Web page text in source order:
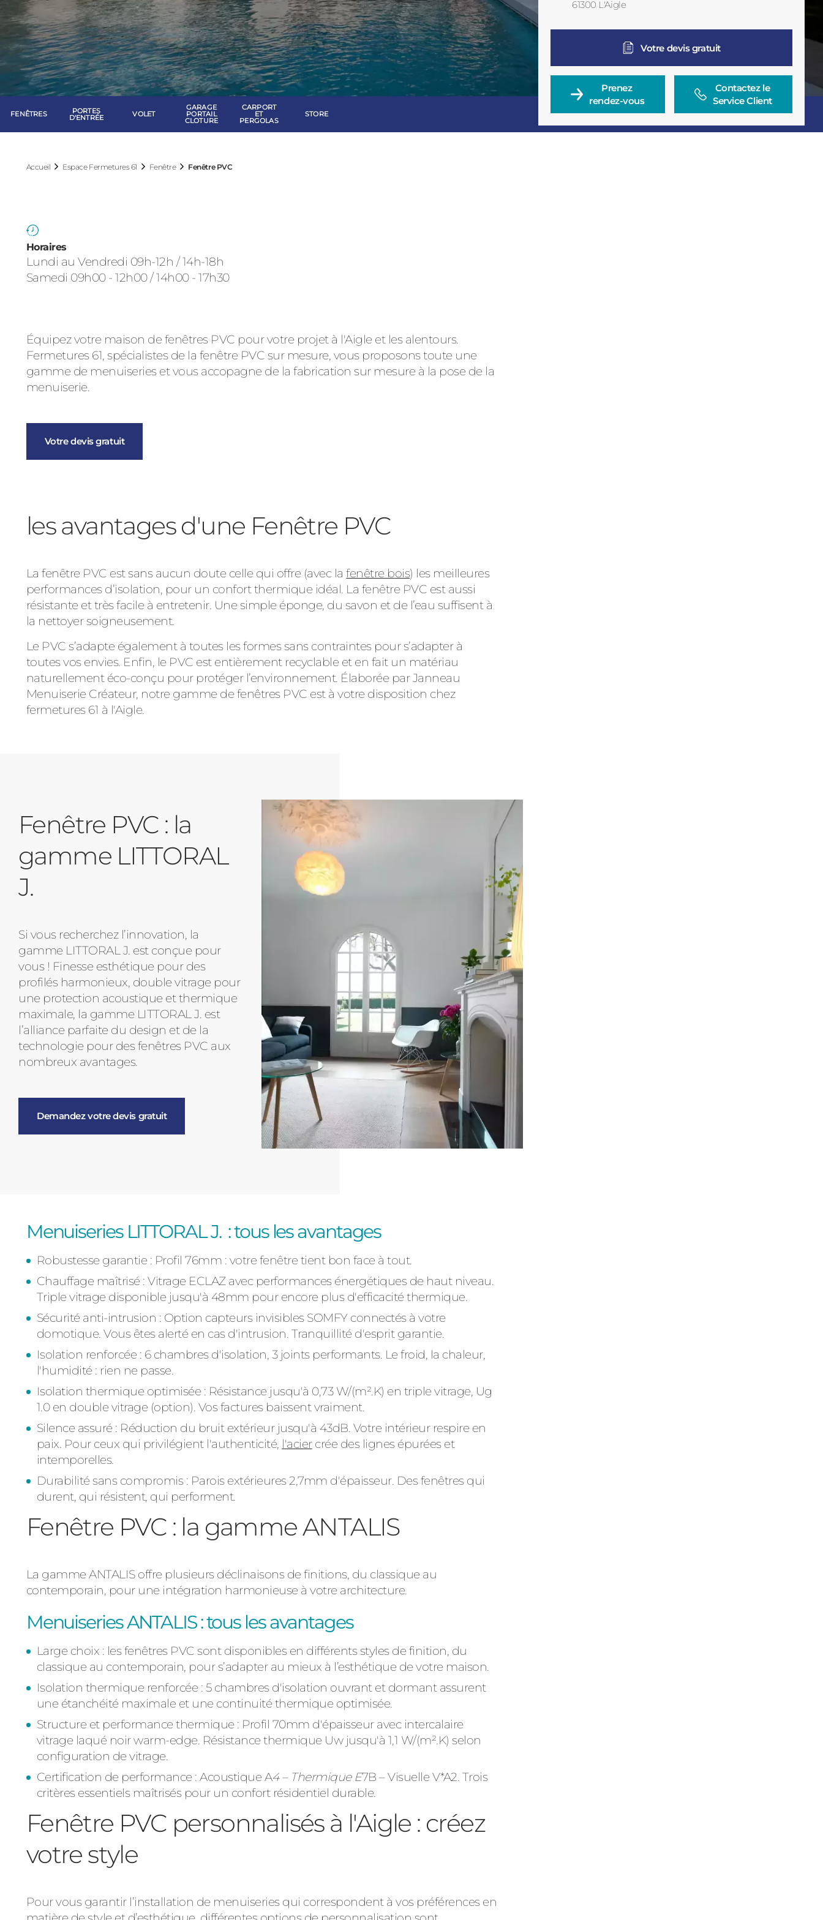
Consulter
Consulter
FENÊTRES PORTES
D'ENTRÉE VOLET
GARAGE
PORTAIL
CLOTURE
CARPORT
ET
PERGOLAS
STORE
61300 L'Aigle
Votre devis gratuit
Prenez
rendez-vous
Contactez le
Service Client
Accueil Espace Fermetures 61 Fenêtre Fenêtre PVC
Horaires
Lundi au Vendredi 09h-12h / 14h-18h
Samedi 09h00 - 12h00 / 14h00 - 17h30
Équipez votre maison de fenêtres PVC pour votre projet à l'Aigle et les alentours.
Fermetures 61, spécialistes de la fenêtre PVC sur mesure, vous proposons toute une
gamme de menuiseries et vous accopagne de la fabrication sur mesure à la pose de la
menuiserie.
Votre devis gratuit
les avantages d'une Fenêtre PVC
La fenêtre PVC est sans aucun doute celle qui offre (avec lafenêtre bois) les meilleures
performances d’isolation, pour un confort thermique idéal. La fenêtre PVC est aussi
résistante et très facile à entretenir. Une simple éponge, du savon et de l’eau suffisent à
la nettoyer soigneusement.
Le PVC s’adapte également à toutes les formes sans contraintes pour s’adapter à
toutes vos envies. Enfin, le PVC est entièrement recyclable et en fait un matériau
naturellement éco-conçu pour protéger l’environnement. Élaborée par Janneau
Menuiserie Créateur, notre gamme de fenêtres PVC est à votre disposition chez
fermetures 61 à l'Aigle.
Fenêtre PVC : la
gamme LITTORAL
J.
Si vous recherchez l’innovation, la
gamme LITTORAL J. est conçue pour
vous ! Finesse esthétique pour des
profilés harmonieux, double vitrage pour
une protection acoustique et thermique
maximale, la gamme LITTORAL J. est
l’alliance parfaite du design et de la
technologie pour des fenêtres PVC aux
nombreux avantages.
Demandez votre devis gratuit
Menuiseries LITTORAL J. : tous les avantages
Robustesse garantie : Profil 76mm : votre fenêtre tient bon face à tout.
Chauffage maîtrisé :Vitrage ECLAZ avec performances énergétiques de haut niveau.
Triple vitrage disponible jusqu'à 48mm pour encore plus d'efficacité thermique.
Sécurité anti-intrusion : Option capteurs invisibles SOMFY connectés à votre
domotique. Vous êtes alerté en cas d'intrusion. Tranquillité d'esprit garantie.
Isolation renforcée : 6 chambres d'isolation, 3 joints performants. Le froid, la chaleur,
l'humidité : rien ne passe.
Isolation thermique optimisée : Résistance jusqu'à 0,73 W/(m².K) en triple vitrage, Ug
1.0 en double vitrage (option). Vos factures baissent vraiment.
Silence assuré : Réduction du bruit extérieur jusqu'à 43dB. Votre intérieur respire en
paix. Pour ceux qui privilégient l'authenticité, l'aciercrée des lignes épurées et
intemporelles.
Durabilité sans compromis: Parois extérieures 2,7mm d'épaisseur. Des fenêtres qui
durent, qui résistent, qui performent.
Fenêtre PVC : la gamme ANTALIS
La gamme ANTALIS offre plusieurs déclinaisons de finitions, du classique au
contemporain, pour une intégration harmonieuse à votre architecture.
Menuiseries ANTALIS : tous les avantages
Large choix : les fenêtres PVC sont disponibles en différents styles de finition, du
classique au contemporain, pour s’adapter au mieux à l’esthétique de votre maison.
Isolation thermique renforcée : 5 chambres d'isolation ouvrant et dormant assurent
une étanchéité maximale et une continuité thermique optimisée.
Structure et performance thermique : Profil 70mm d'épaisseur avec intercalaire
vitrage laqué noir warm-edge. Résistance thermique Uw jusqu'à 1,1 W/(m².K) selon
configuration de vitrage.
Certification de performance :Acoustique A4 – Thermique E7B – Visuelle V*A2. Trois
critères essentiels maîtrisés pour un confort résidentiel durable.
Fenêtre PVC personnalisés à l'Aigle : créez
votre style
Pour vous garantir l’installation de menuiseries qui correspondent à vos préférences en